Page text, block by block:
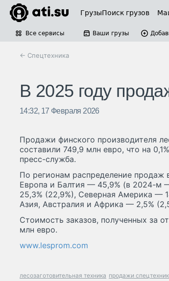
ГрузыПоиск грузов
Все сервисы Ваши грузы
← Спецтехника
В 2025 году
14:32, 17 Февраля 2026
Продажи финского производителя
составили 749,9 млн евро, что на
пресс-служба.
По регионам распределение
Европа и Балтия — 45,9% (в 2024-м
25,3% (22,9%), Северная Америка —
Азия, Австралия и Африка — 2,5%
Стоимость заказов, полученных за
млн евро.
www.lesprom.com
лесозаготовительная техника продажи